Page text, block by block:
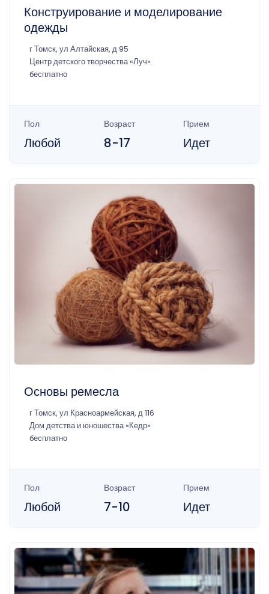
Конструирование и моделирование
одежды
г Томск, ул Алтайская, д 95
Центр детского творчества «Луч»
бесплатно
Пол
Любой
Возраст
8-17
Прием
Идет
Основы ремесла
г Томск, ул Красноармейская, д 116
Дом детства и юношества «Кедр»
бесплатно
Пол
Любой
Возраст
7-10
Прием
Идет